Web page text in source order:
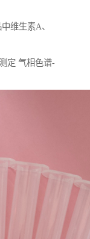
维⽣素A、
定 ⽓相⾊谱-